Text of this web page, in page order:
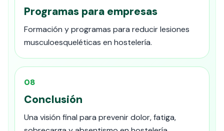
Programas para empresas
Formación y programas para reducir lesiones
musculoesqueléticas en hostelería.
08
Conclusión
Una visión final para prevenir dolor, fatiga,